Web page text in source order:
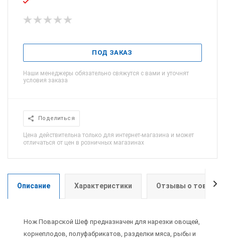
ПОД ЗАКАЗ
Наши менеджеры обязательно свяжутся с вами и уточнят
условия заказа
Поделиться
Цена действительна только для интернет-магазина и может
отличаться от цен в розничных магазинах
Описание Характеристики Отзывы о товаре
Нож Поварской Шеф предназначен для нарезки овощей,
корнеплодов, полуфабрикатов, разделки мяса, рыбы и